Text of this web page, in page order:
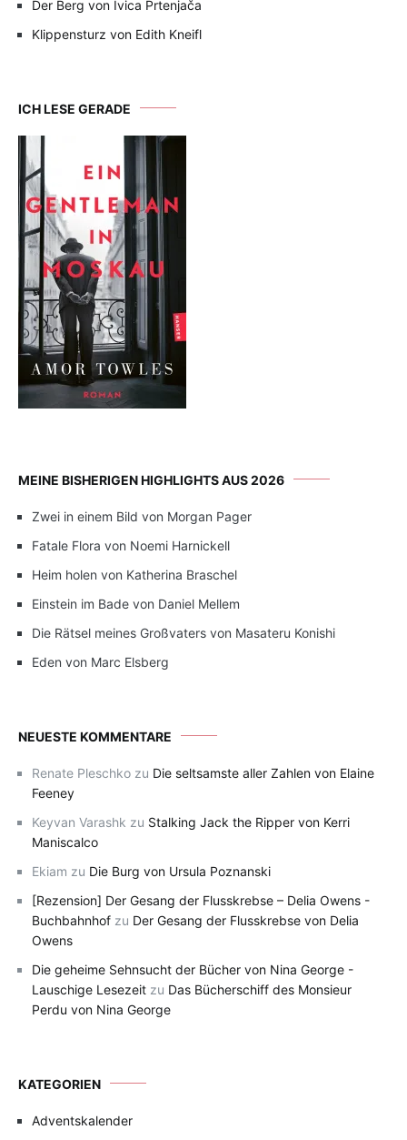
Der Berg von Ivica Prtenjača
Klippensturz von Edith Kneifl
ICH LESE GERADE
MEINE BISHERIGEN HIGHLIGHTS AUS 2026
Zwei in einem Bild von Morgan Pager
Fatale Flora von Noemi Harnickell
Heim holen von Katherina Braschel
Einstein im Bade von Daniel Mellem
Die Rätsel meines Großvaters von Masateru Konishi
Eden von Marc Elsberg
NEUESTE KOMMENTARE
Renate Pleschko zu Die seltsamste aller Zahlen von Elaine
Feeney
Keyvan Varashk zu Stalking Jack the Ripper von Kerri
Maniscalco
Ekiam zu Die Burg von Ursula Poznanski
[Rezension] Der Gesang der Flusskrebse – Delia Owens -
Buchbahnhof zu Der Gesang der Flusskrebse von Delia
Owens
Die geheime Sehnsucht der Bücher von Nina George -
Lauschige Lesezeit zu Das Bücherschiff des Monsieur
Perdu von Nina George
KATEGORIEN
Adventskalender